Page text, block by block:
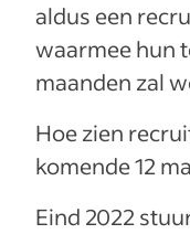
aldus een
waarmee hun
maanden zal
Hoe zien
komende 12
Eind 2022